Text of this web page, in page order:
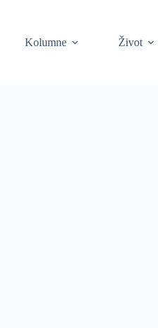
Kolumne Život